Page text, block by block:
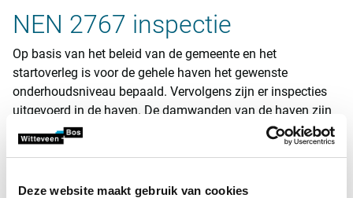
Deze website maakt gebruik van cookies
NEN 2767 inspectie
Op basis van het beleid van de gemeente en het
startoverleg is voor de gehele haven het gewenste
onderhoudsniveau bepaald. Vervolgens zijn er inspecties
uitgevoerd in de haven. De damwanden van de haven zijn
geïnspecteerd middels duikinspecties onder water en
plaatselijk langs de waterlijn met een boot. De rest van de
middels een NEN 2767 inspectie geïnspecteerd. Op basis